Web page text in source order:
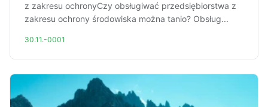
z zakresu ochronyCzy obsługiwać przedsiębiorstwa z
zakresu ochrony środowiska można tanio? Obsług...
30.11.-0001